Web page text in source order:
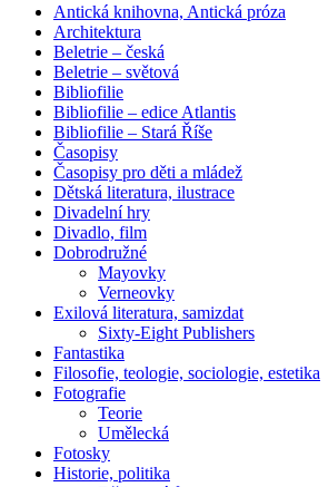
Antická knihovna, Antická próza
Architektura
Beletrie – česká
Beletrie – světová
Bibliofilie
Bibliofilie – edice Atlantis
Bibliofilie – Stará Říše
Časopisy
Časopisy pro děti a mládež
Dětská literatura, ilustrace
Divadelní hry
Divadlo, film
Dobrodružné
Mayovky
Verneovky
Exilová literatura, samizdat
Sixty-Eight Publishers
Fantastika
Filosofie, teologie, sociologie, estetika
Fotografie
Teorie
Umělecká
Fotosky
Historie, politika